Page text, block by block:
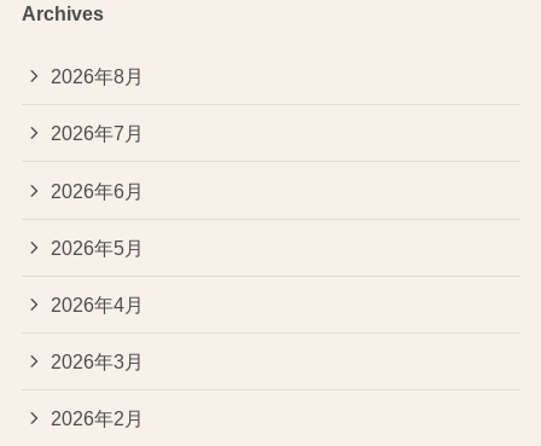
Archives
2026年8月
2026年7月
2026年6月
2026年5月
2026年4月
2026年3月
2026年2月